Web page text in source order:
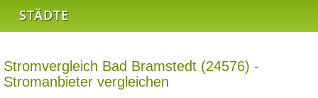
STÄDTE
Stromvergleich Bad Bramstedt (24576) -
Stromanbieter vergleichen